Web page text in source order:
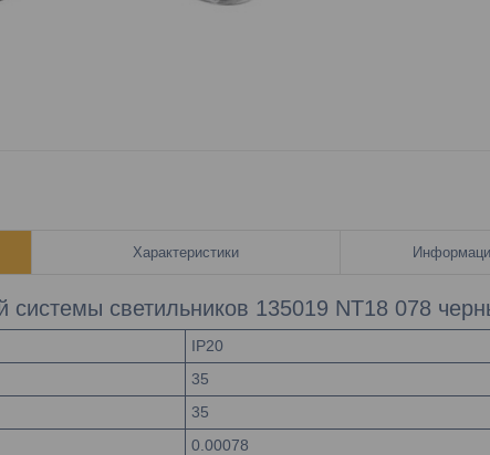
Характеристики
системы светильников 135019 NT18 078
IP20
35
35
0.00078